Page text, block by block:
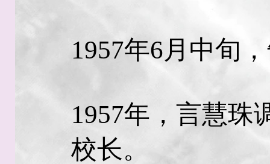
1957年6月中旬
1957年，言慧珠
校长。